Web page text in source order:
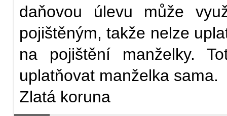
daňovou úlevu může
pojištěným, takže nelze
na pojištění manželky.
uplatňovat manželka sama.
Zlatá koruna